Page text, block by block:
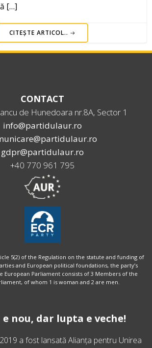
[…]
CITEȘTE ARTICOL..
CONTACT
de Hunedoara nr.8A, Sector 1
info@partidulaur.ro
gdpr@partidulaur.ro
+40 770 961 795
5(2) of the Regulation on the statute and funding of
and European political foundations, the party’s
European Parliament consists of 3 Members of the
of whom 1 is woman and 2 are men.
nou, dar lupta e veche!
a fost lansatăAlianța pentru Unirea